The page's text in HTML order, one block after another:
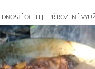
OCELI JE PŘIROZENÉ